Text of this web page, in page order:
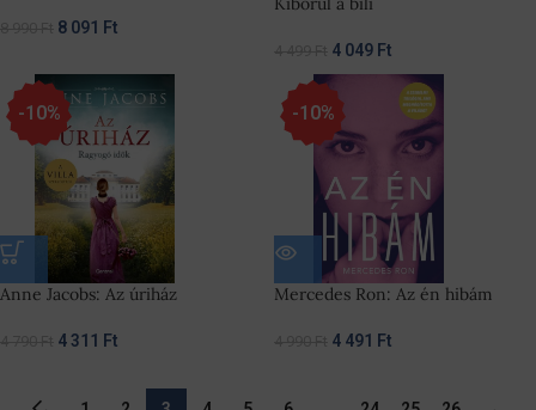
8 091 Ft
4 049 Ft
-10%
Anne Jacobs: Az úriház
4 311 Ft
-10%
Mercedes Ron: Az én hibám
4 491 Ft